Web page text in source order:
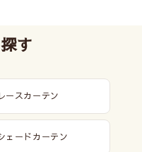
す
レースカーテン
ェードカーテン